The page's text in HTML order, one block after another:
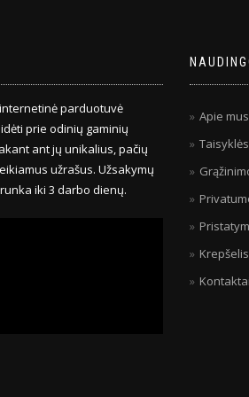
parduotuvė
prie odinių gaminių
ant jų unikalius, pačių
užrašus. Užsakymų
iki 3 darbo dienų.
Apie mus
Krepšelis
Kontaktai